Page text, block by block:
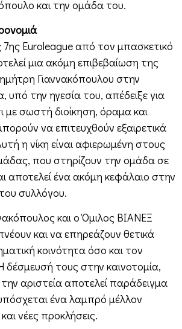
και την ομάδα του.
Euroleague από τον μπασκετικό
μια ακόμη επιβεβαίωση της
Γιαννακόπουλου στην
υπό την ηγεσία του, απέδειξε για
με σωστή διοίκηση, όραμα και
να επιτευχθούν εξαιρετικά
η νίκη είναι αφιερωμένη στους
που στηρίζουν την ομάδα σε
αποτελεί ένα ακόμη κεφάλαιο στην
συλλόγου.
και ο Όμιλος ΒΙΑΝΕΞ
και να επηρεάζουν θετικά
κοινότητα όσο και τον
δέσμευσή τους στην καινοτομία,
αριστεία αποτελεί παράδειγμα
ένα λαμπρό μέλλον
νέες προκλήσεις.